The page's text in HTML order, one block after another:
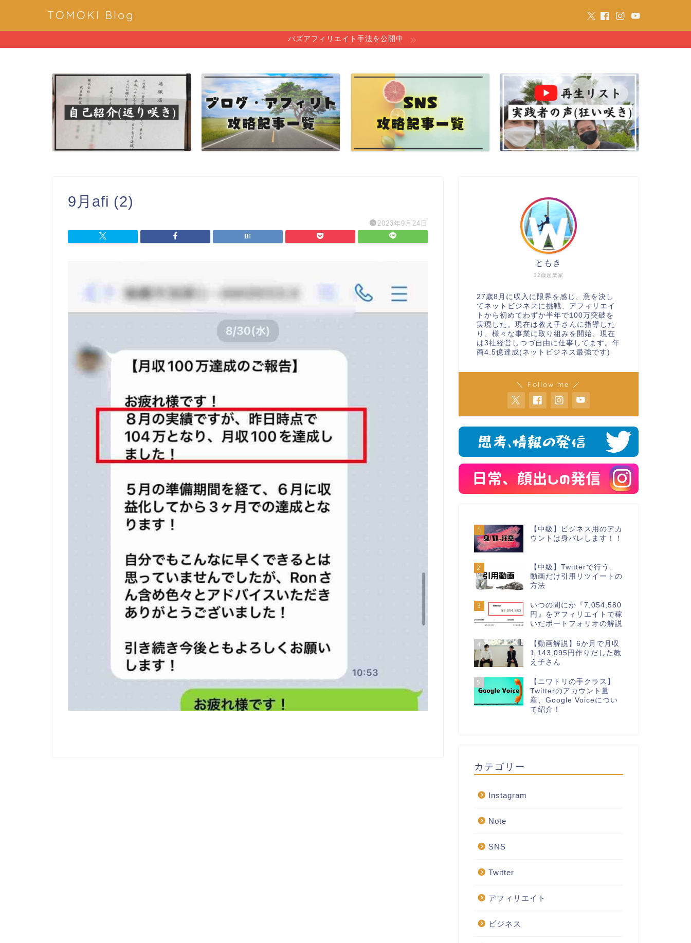
TOMOKI Blog
バズアフィリエイト手法を公開中
9月afi (2)
2023年9月24日
32歳起業家
ともき
27歳8月に収入に限界を感じ、意を決し
てネットビジネスに挑戦、アフィリエイ
トから初めてわずか半年で100万突破を
実現した。現在は教え子さんに指導した
り、様々な事業に取り組みを開始、現在
は3社経営しつづ自由に仕事してます。年
商4.5億達成(ネットビジネス最強です)
＼ Follow me ／
1
【中級】ビジネス用のアカ
ウントは身バレします！！
2
【中級】Twitterで行う、
動画だけ引用リツイートの
方法
3
いつの間にか『7,054,580
円』をアフィリエイトで稼
いだポートフォリオの解説
4
【動画解説】6か月で月収
1,143,095円作りだした教
え子さん
5
【ニワトリの手クラス】
Twitterのアカウント量
産、Google Voiceについ
て紹介！
カテゴリー
Instagram
Note
SNS
Twitter
アフィリエイト
ビジネス